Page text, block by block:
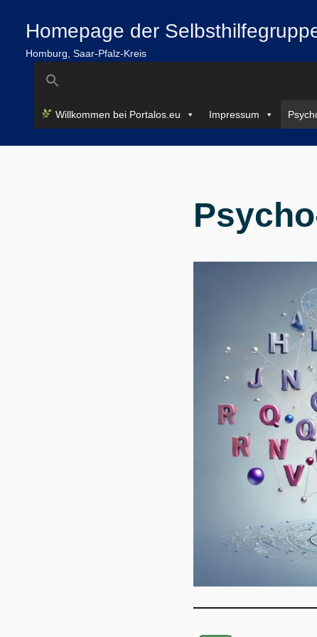
springen
Homepage der
Homburg, Saar-Pfalz-Kreis
Search
for:
Willkommen bei Portalos.eu Impressum